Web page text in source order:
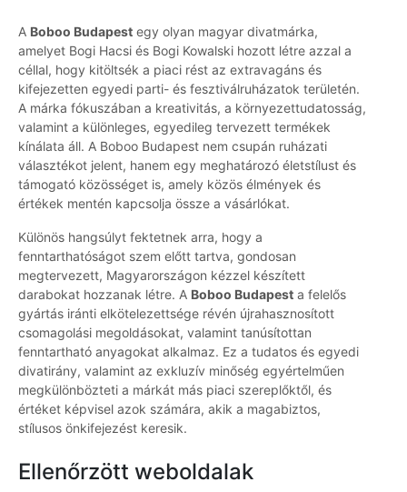
A Boboo Budapest egy olyan magyar divatmárka,
amelyet Bogi Hacsi és Bogi Kowalski hozott létre azzal a
céllal, hogy kitöltsék a piaci rést az extravagáns és
kifejezetten egyedi parti- és fesztiválruházatok területén.
A márka fókuszában a kreativitás, a környezettudatosság,
valamint a különleges, egyedileg tervezett termékek
kínálata áll. A Boboo Budapest nem csupán ruházati
választékot jelent, hanem egy meghatározó életstílust és
támogató közösséget is, amely közös élmények és
értékek mentén kapcsolja össze a vásárlókat.
Különös hangsúlyt fektetnek arra, hogy a
fenntarthatóságot szem előtt tartva, gondosan
megtervezett, Magyarországon kézzel készített
darabokat hozzanak létre. A Boboo Budapest a felelős
gyártás iránti elkötelezettsége révén újrahasznosított
csomagolási megoldásokat, valamint tanúsítottan
fenntartható anyagokat alkalmaz. Ez a tudatos és egyedi
divatirány, valamint az exkluzív minőség egyértelműen
megkülönbözteti a márkát más piaci szereplőktől, és
értéket képvisel azok számára, akik a magabiztos,
stílusos önkifejezést keresik.
Ellenőrzött weboldalak